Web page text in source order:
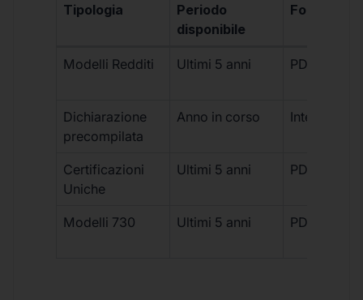
Tipologia
Periodo
disponibile
Formato
Modelli Redditi Ultimi 5 anni PDF
Dichiarazione
precompilata
Anno in corso Interattivo
Certificazioni
Uniche
Ultimi 5 anni PDF
Modelli 730 Ultimi 5 anni PDF